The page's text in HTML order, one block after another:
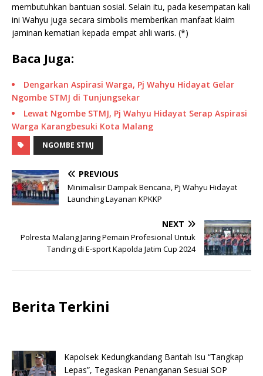
membutuhkan bantuan sosial. Selain itu, pada kesempatan kali
ini Wahyu juga secara simbolis memberikan manfaat klaim
jaminan kematian kepada empat ahli waris. (*)
Baca Juga:
Dengarkan Aspirasi Warga, Pj Wahyu Hidayat Gelar
Ngombe STMJ di Tunjungsekar
Lewat Ngombe STMJ, Pj Wahyu Hidayat Serap Aspirasi
Warga Karangbesuki Kota Malang
NGOMBE STMJ
PREVIOUS
Minimalisir Dampak Bencana, Pj Wahyu Hidayat
Launching Layanan KPKKP
NEXT
Polresta Malang Jaring Pemain Profesional Untuk
Tanding di E-sport Kapolda Jatim Cup 2024
Berita Terkini
Kapolsek Kedungkandang Bantah Isu “Tangkap
Lepas”, Tegaskan Penanganan Sesuai SOP